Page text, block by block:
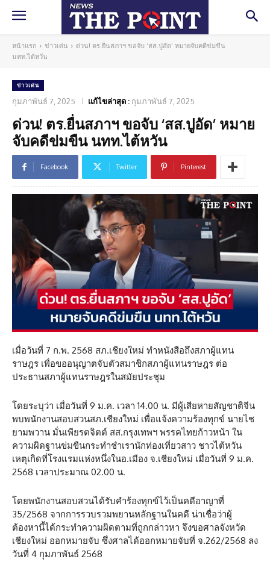
หน้าแรก ข่าวเด่น
ด่วน! ตร.ยื่นสภาฯ ขอจับ ‘สส.ปูอัด’ หมายจับคดีข่มขืน
นทท.ไต้หวัน
ข่าวเด่น
กุมภาพันธ์ 7, 2025 แก้ไขล่าสุด : กุมภาพันธ์ 7, 2025
ด่วน! ตร.ยื่นสภาฯ ขอจับ ‘สส.ปูอัด’ หมาย
จับคดีข่มขืน นทท.ไต้หวัน
Facebook Twitter Pinterest
เมื่อวันที่ 7 ก.พ. 2568 สภ.เชียงใหม่ ทำหนังสือถึงสภาผู้แทน
ราษฎร เพื่อขออนุญาตจับตัวสมาชิกสภาผู้แทนราษฎร ต่อ
ประธานสภาผู้แทนราษฎรในสมัยประชุม
โดยระบุว่า เมื่อวันที่ 9 ม.ค. เวลา 14.00 น. มีผู้เสียหายสัญชาติจีน
พบพนักงานสอบสวนสภ.เชียงใหม่ เพื่อแจ้งความร้องทุกข์ นายไช
ยามพวาน มั่นเพียรตจิตต์ สส.กรุงเทพฯ พรรคไทยก้าวหน้า ใน
ความผิดฐานข่มขืนกระทำชำเรานักท่องเที่ยวสาว ชาวไต้หวัน
เหตุเกิดที่โรงแรมแห่งหนึ่งในอ.เมือง จ.เชียงใหม่ เมื่อวันที่ 9 ม.ค.
2568 เวลาประมาณ 02.00 น.
โดยพนักงานสอบสวนได้รับคำร้องทุกข์ไว้เป็นคดีอาญาที่
35/2568 จากการรวบรวมพยานหลักฐานในคดี น่าเชื่อว่าผู้
ต้องหานี้ได้กระทำความผิดตามที่ถูกกล่าวหา จึงขอศาลจังหวัด
เชียงใหม่ ออกหมายจับ ซึ่งศาลได้ออกหมายจับที่ จ.262/2568 ลง
วันที่ 4 กุมภาพันธ์ 2568